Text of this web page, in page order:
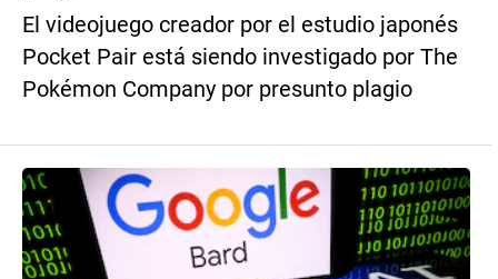
El videojuego creador por el estudio japonés
Pocket Pair está siendo investigado por The
Pokémon Company por presunto plagio